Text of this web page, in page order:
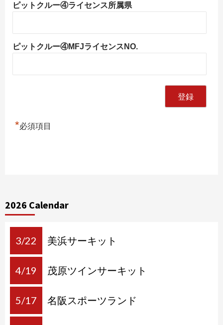
ピットクルー④ライセンス所属県
ピットクルー④MFJライセンスNO.
*必須項目
2026 Calendar
3/22 美浜サーキット
4/19 茂原ツインサーキット
5/17 名阪スポーツランド